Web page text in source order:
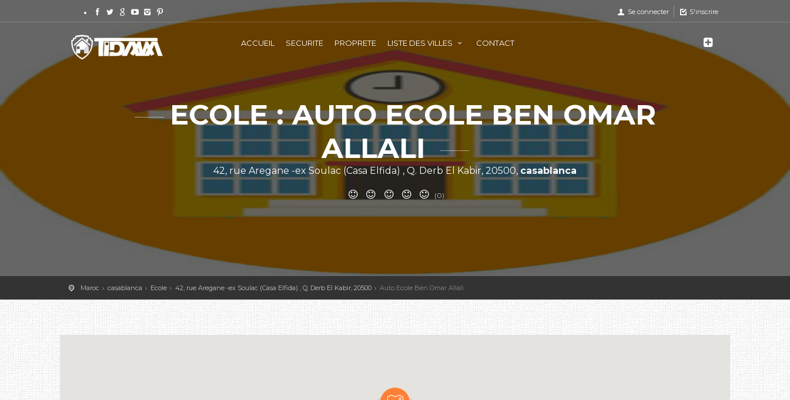
Se connecter S'inscrire
ACCUEIL SECURITE PROPRETE LISTE DES VILLES CONTACT
ECOLE : AUTO ECOLE BEN OMAR
ALLALI
42, rue Aregane -ex Soulac (Casa Elfida) , Q. Derb El Kabir, 20500, casablanca
(0)
Maroc casablanca Ecole 42, rue Aregane -ex Soulac (Casa Elfida) , Q. Derb El Kabir, 20500 Auto Ecole Ben Omar Allali